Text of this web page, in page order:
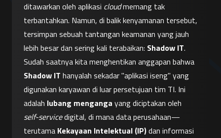
ditawarkan oleh aplikasi cloud memang tak
terbantahkan. Namun, di balik kenyamanan tersebut,
tersimpan sebuah tantangan keamanan yang jauh
lebih besar dan sering kali terabaikan: Shadow IT.
Shadow IT hanyalah sekadar "aplikasi iseng" yang
digunakan karyawan di luar persetujuan tim TI. Ini
adalah lubang menganga
self-service digital, di mana data perusahaan—
terutama Kekayaan Intelektual (IP) dan informasi